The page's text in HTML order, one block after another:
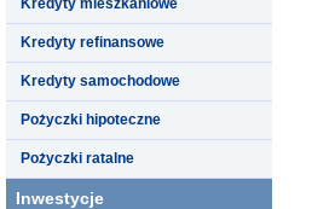
Kredyty refinansowe
Kredyty samochodowe
Pożyczki hipoteczne
Pożyczki ratalne
Inwestycje